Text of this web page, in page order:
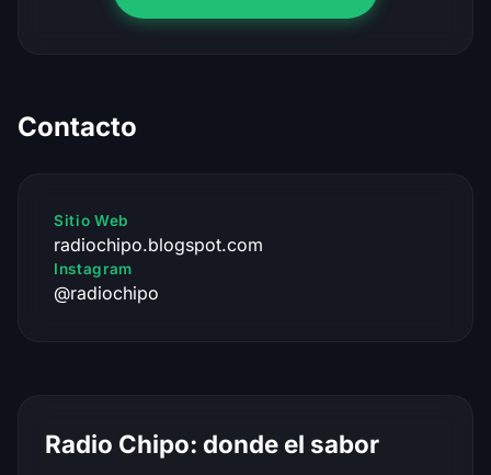
Contacto
Sitio Web
radiochipo.blogspot.com
Instagram
@radiochipo
Radio Chipo: donde el sabor